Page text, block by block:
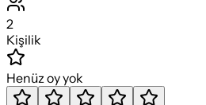
2
Kişilik
Henüz oy yok